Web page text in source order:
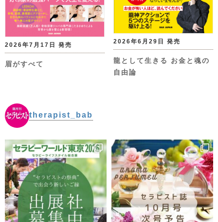
2026年7月17日 発売
眉がすべて
2026年6月29日 発売
龍として生きる お金と魂の
自由論
therapist_bab